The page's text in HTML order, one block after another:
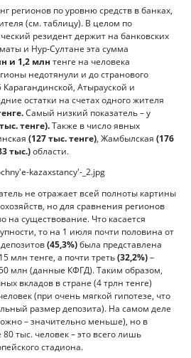
регионов по уровню средств в банках,
(см. таблицу). В целом по
резидент держит на банковских
и Нур-Султане эта сумма
и 1,2 млн тенге на человека
недотянули и до странового
Атырауской и
остатки на счетах одного жителя
Самый низкий показатель – у
тенге).Также в число явных
(127 тыс. тенге), Жамбылская (176
тыс.)области.
не отражает всей полноты картины
но для сравнения регионов
на существование. Что касается
то на 1 июля почти половина от
(45,3%)была представлена
млн тенге, а почти треть(32,2%)–
млн (данные КФГД). Таким образом,
вкладов в стране (4 трлн тенге)
(при очень мягкой гипотезе, что
размер депозита). На самом деле
– значительно меньше), но в
тыс. человек – это всего лишь
стадиона.